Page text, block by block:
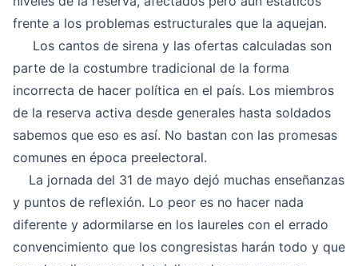
frente a los problemas estructurales que la aquejan.
Los cantos de sirena y las ofertas calculadas son
parte de la costumbre tradicional de la forma
incorrecta de hacer política en el país. Los miembros
de la reserva activa desde generales hasta soldados
sabemos que eso es así. No bastan con las promesas
comunes en época preelectoral.
La jornada del 31 de mayo dejó muchas enseñanzas
y puntos de reflexión. Lo peor es no hacer nada
diferente y adormilarse en los laureles con el errado
convencimiento que los congresistas harán todo y que